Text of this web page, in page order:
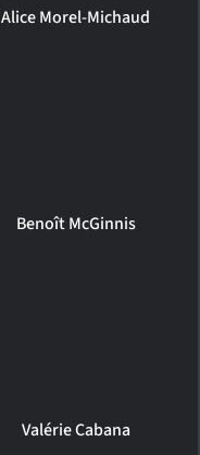
Alice Morel-Michaud
Benoît McGinnis
Valérie Cabana